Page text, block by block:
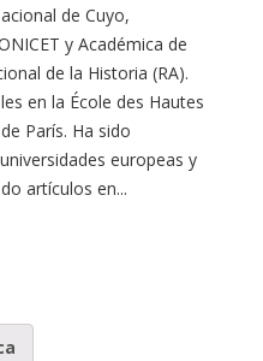
de Cuyo,
y Académica de
de la Historia (RA).
en la École des Hautes
París. Ha sido
europeas y
artículos en...